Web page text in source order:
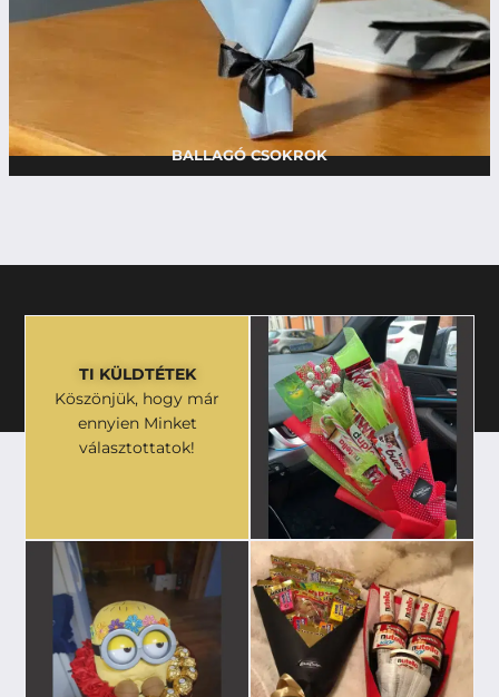
BALLAGÓ CSOKROK
TI KÜLDTÉTEK
Köszönjük, hogy már
ennyien Minket
választottatok!